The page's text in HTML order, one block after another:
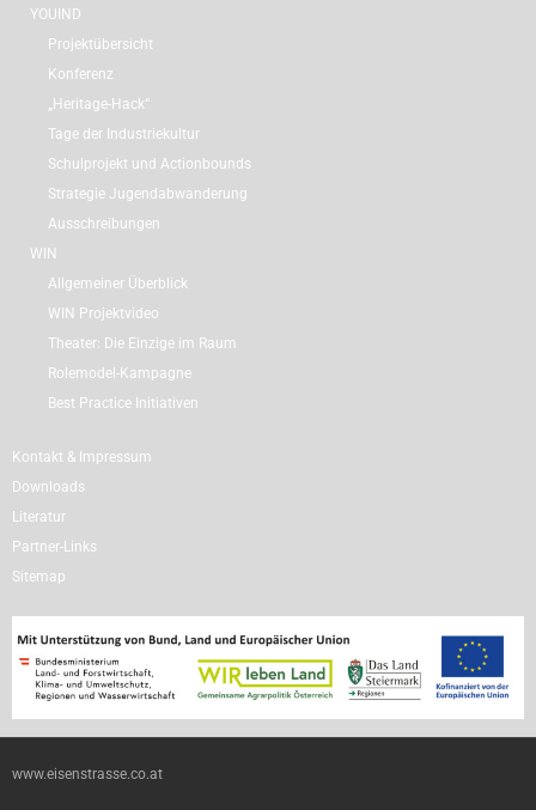
YOUIND
Projektübersicht
Konferenz
„Heritage-Hack“
Tage der Industriekultur
Schulprojekt und Actionbounds
Strategie Jugendabwanderung
Ausschreibungen
WIN
Allgemeiner Überblick
WIN Projektvideo
Theater: Die Einzige im Raum
Rolemodel-Kampagne
Best Practice Initiativen
Kontakt & Impressum
Downloads
Literatur
Partner-Links
Sitemap
www.eisenstrasse.co.at